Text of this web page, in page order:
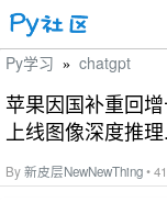
Py学习 » chatgpt
苹果因国补重回
上线图像深度推
By新皮层NewNewThing•